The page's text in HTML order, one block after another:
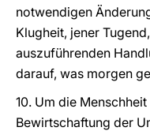
notwendigen
Klugheit, jener
auszuführenden
darauf, was morgen
10. Um die
Bewirtschaftung der